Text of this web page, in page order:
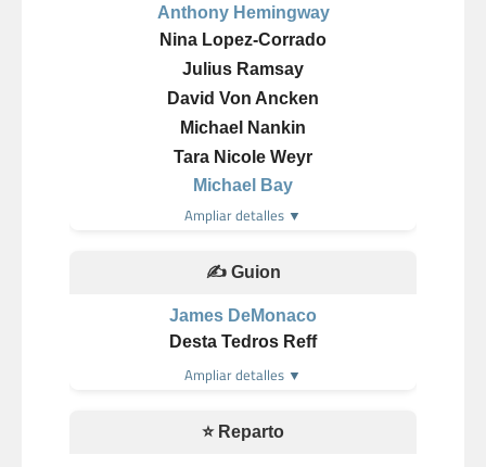
Anthony Hemingway
Nina Lopez-Corrado
Julius Ramsay
David Von Ancken
Michael Nankin
Tara Nicole Weyr
Michael Bay
Ampliar detalles ▼
✍️ Guion
James DeMonaco
Desta Tedros Reff
Ampliar detalles ▼
⭐ Reparto